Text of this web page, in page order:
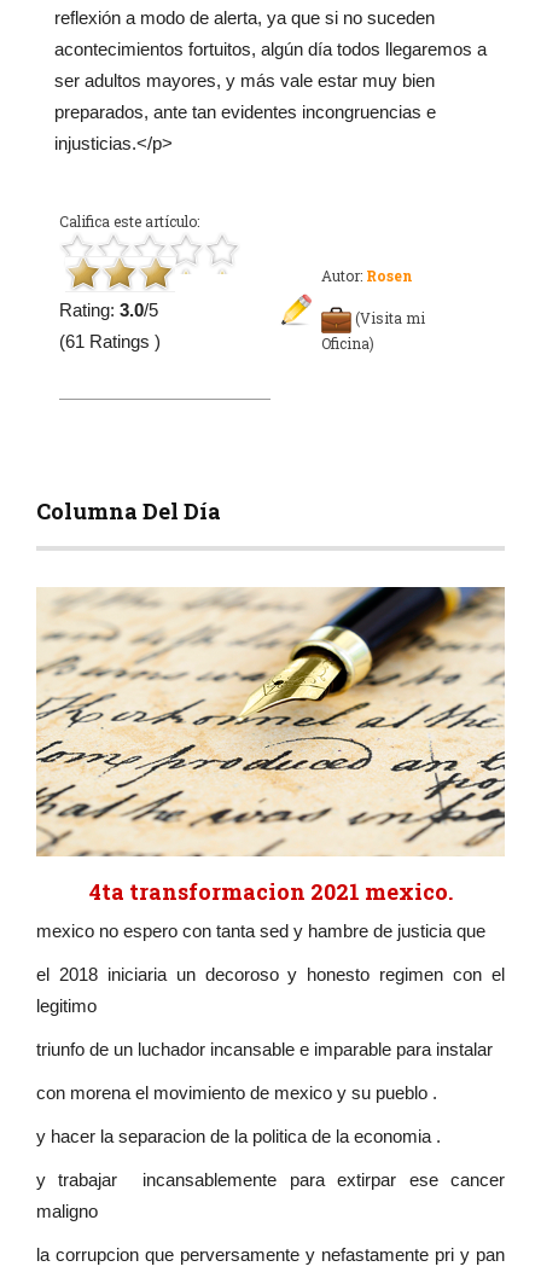
reflexión a modo de alerta, ya que si no suceden
acontecimientos fortuitos, algún día todos llegaremos a
ser adultos mayores, y más vale estar muy bien
preparados, ante tan evidentes incongruencias e
injusticias.</p>
Califica este artículo:
Rating: 3.0/5
(61 Ratings )
Autor: Rosen
(Visita mi
Oficina)
Columna Del Día
4ta transformacion 2021 mexico.
mexico no espero con tanta sed y hambre de justicia que
el 2018 iniciaria un decoroso y honesto regimen con el
legitimo
triunfo de un luchador incansable e imparable para instalar
con morena el movimiento de mexico y su pueblo .
y hacer la separacion de la politica de la economia .
y trabajar incansablemente para extirpar ese cancer
maligno
la corrupcion que perversamente y nefastamente pri y pan